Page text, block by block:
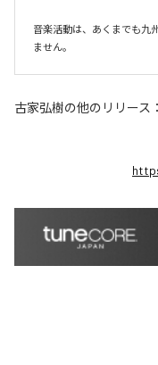
音楽活動は、あくまでも九
ません。
古家弘樹の他のリリース：